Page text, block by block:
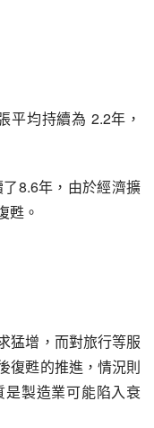
平均持續為 2.2年，
8.6年，由於經濟擴
甦。
猛增，而對旅行等服
復甦的推進，情況則
製造業可能陷入衰